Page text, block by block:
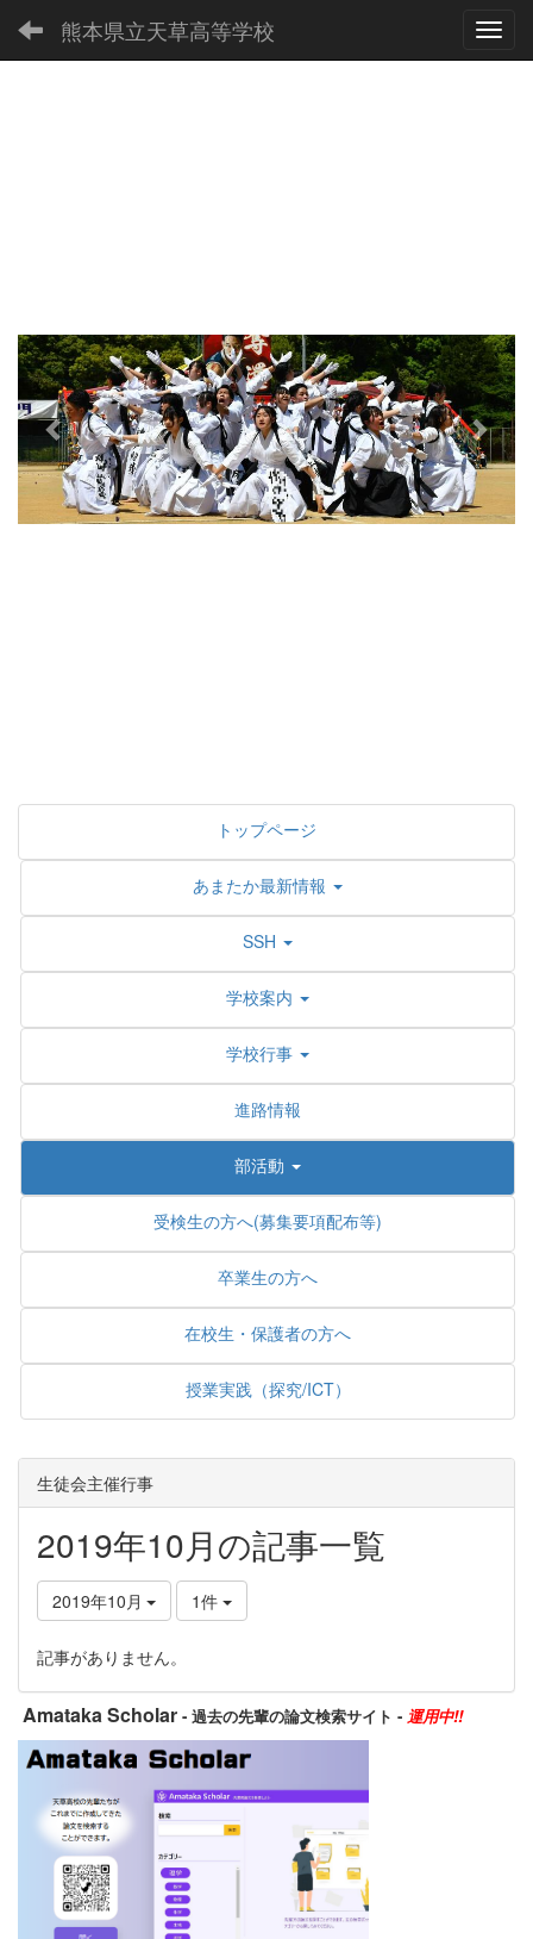
熊本県立天草高等学校
トップページ
あまたか最新情報
SSH
学校案内
学校行事
進路情報
部活動
受検生の方へ(募集要項配布等)
卒業生の方へ
在校生・保護者の方へ
授業実践（探究/ICT）
生徒会主催行事
2019年10月の記事一覧
2019年10月 1件
記事がありません。
Amataka Scholar - 過去の先輩の論文検索サイト - 運用中!!